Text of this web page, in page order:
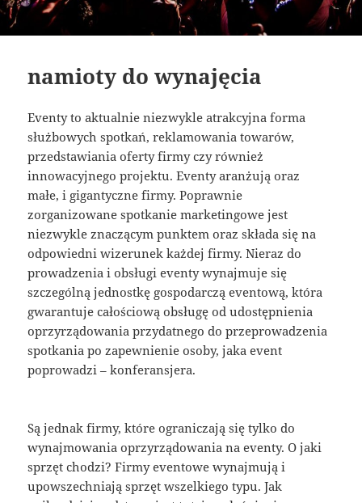
namioty do wynajęcia
Eventy to aktualnie niezwykle atrakcyjna forma
służbowych spotkań, reklamowania towarów,
przedstawiania oferty firmy czy również
innowacyjnego projektu. Eventy aranżują oraz
małe, i gigantyczne firmy. Poprawnie
zorganizowane spotkanie marketingowe jest
niezwykle znaczącym punktem oraz składa się na
odpowiedni wizerunek każdej firmy. Nieraz do
prowadzenia i obsługi eventy wynajmuje się
szczególną jednostkę gospodarczą eventową, która
gwarantuje całościową obsługę od udostępnienia
oprzyrządowania przydatnego do przeprowadzenia
spotkania po zapewnienie osoby, jaka event
poprowadzi – konferansjera.
Są jednak firmy, które ograniczają się tylko do
wynajmowania oprzyrządowania na eventy. O jaki
sprzęt chodzi? Firmy eventowe wynajmują i
upowszechniają sprzęt wszelkiego typu. Jak